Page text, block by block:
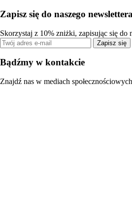
Zapisz się do naszego newslettera
Skorzystaj z 10% zniżki, zapisując się do
Zapisz się
Bądźmy w kontakcie
Znajdź nas w mediach społecznościowych